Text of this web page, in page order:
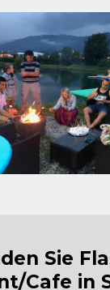
Sie
Cafe in